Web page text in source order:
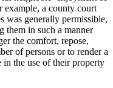
example, a county court
was generally permissible,
them in such a manner
the comfort, repose,
of persons or to render a
in the use of their property